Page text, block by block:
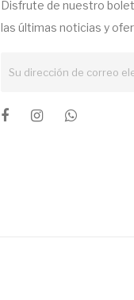
Disfrute de nuestro
las últimas noticias y